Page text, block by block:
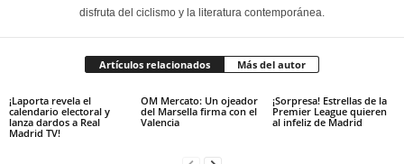
disfruta del ciclismo y la literatura contemporánea.
Artículos relacionados Más del autor
¡Laporta revela el
calendario electoral y
lanza dardos a Real
Madrid TV!
OM Mercato: Un ojeador
del Marsella firma con el
Valencia
¡Sorpresa! Estrellas de la
Premier League quieren
al infeliz de Madrid